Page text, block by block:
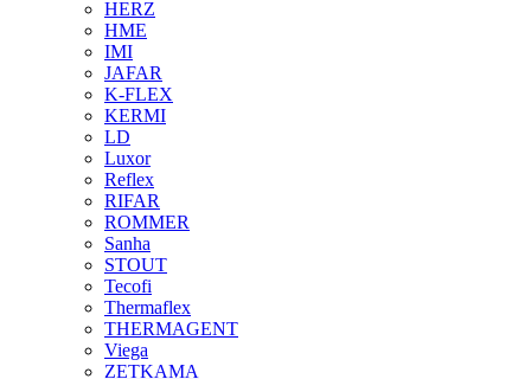
HERZ
HME
IMI
JAFAR
K-FLEX
KERMI
LD
Luxor
Reflex
RIFAR
ROMMER
Sanha
STOUT
Tecofi
Thermaflex
THERMAGENT
Viega
ZETKAMA